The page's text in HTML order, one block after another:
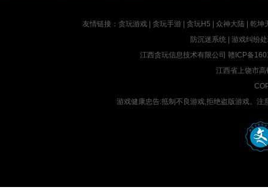
友情链接： 贪玩游戏 贪玩手游 贪玩H5 众神大陆
乾坤
防沉迷系统| 游戏纠纷
江西贪玩信息技术有限公司 赣ICP备
江西省上饶市
游戏健康忠告:抵制不良游戏,拒绝盗版游戏。